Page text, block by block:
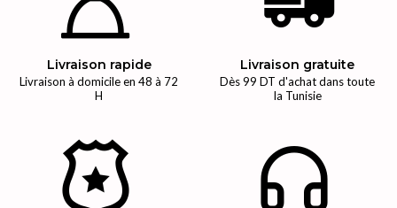
Livraison rapide
Livraison à domicile en 48 à 72
H
Livraison gratuite
Dès 99 DT d'achat dans toute
la Tunisie